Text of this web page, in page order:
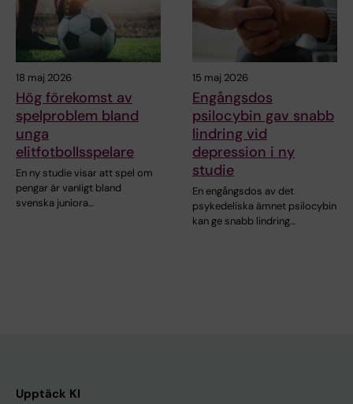
18 maj 2026
Hög förekomst av
spelproblem bland
unga
elitfotbollsspelare
En ny studie visar att spel om
pengar är vanligt bland
svenska juniora…
15 maj 2026
Engångsdos
psilocybin gav snabb
lindring vid
depression i ny
studie
En engångsdos av det
psykedeliska ämnet psilocybin
kan ge snabb lindring…
Upptäck KI